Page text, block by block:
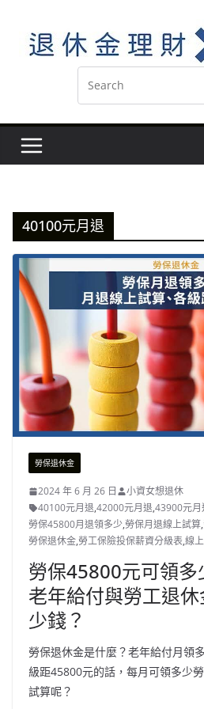
content
40100元月退
勞保退休金
2024 年 6 月 26 日
小資女想退休
40100元月退,42000元月退,43900元月
勞保45800月退領多少,勞保月退線上試算,
勞保退休金,勞工保險投保薪資分級表,線
勞保45800元可領多
老年給付與勞工退
少錢？
勞保退休金是什麼？老年給付月領
級距45800元的話，每月可領多少
試算呢？